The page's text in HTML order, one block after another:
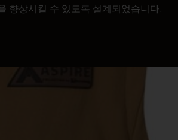
향상시킬 수 있도록 설계되었습니다.